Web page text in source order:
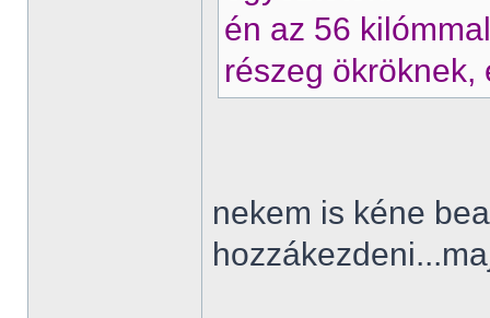
én az 56
részeg
nekem is kéne